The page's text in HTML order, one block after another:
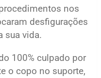
nos
desfigurações
sua vida.
100% culpado por
o copo no suporte,